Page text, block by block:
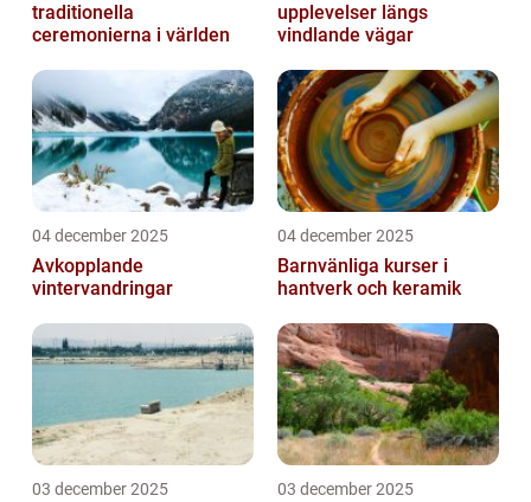
traditionella
ceremonierna i världen
upplevelser längs
vindlande vägar
04 december 2025
Avkopplande
vintervandringar
04 december 2025
Barnvänliga kurser i
hantverk och keramik
03 december 2025 03 december 2025